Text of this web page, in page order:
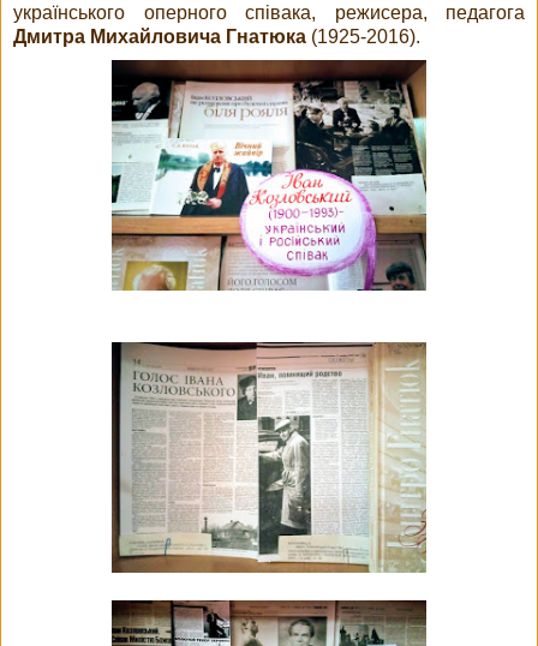
українського оперного співака, режисера, педагога
Дмитра Михайловича Гнатюка (1925-2016).